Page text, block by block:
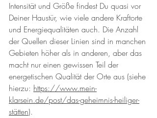
Intensität und Größe findest Du quasi vor
Deiner Haustür, wie viele andere Kraftorte
und Energiequalitäten auch. Die Anzahl
der Quellen dieser Linien sind in manchen
Gebieten höher als in anderen, aber das
macht nur einen gewissen Teil der
energetischen Qualität der Orte aus (siehe
hierzu: https://www.mein-
klarsein.de/post/das-geheimnis-heiliger-
stätten).